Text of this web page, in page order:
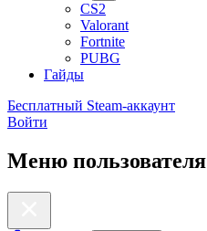
CS2
Valorant
Fortnite
PUBG
Гайды
Бесплатный Steam-аккаунт
Войти
Меню пользователя